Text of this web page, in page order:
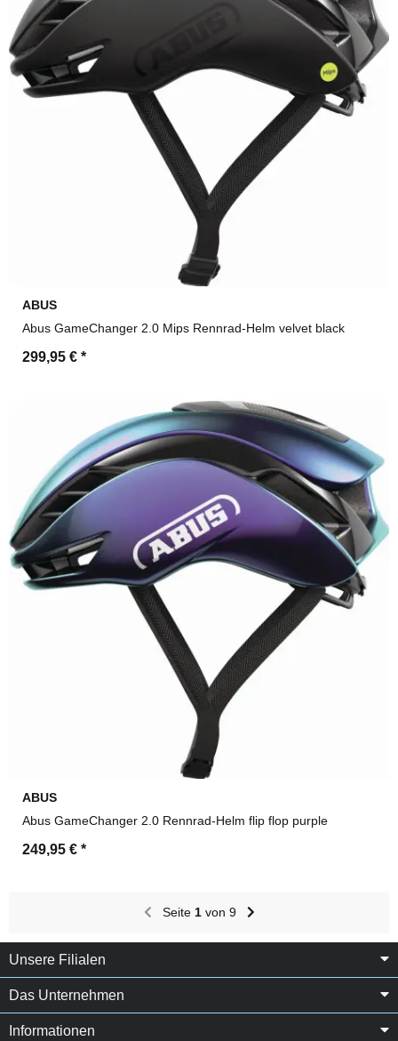
ABUS
Abus GameChanger 2.0 Mips Rennrad-Helm velvet black
299,95 € *
ABUS
Abus GameChanger 2.0 Rennrad-Helm flip flop purple
249,95 € *
Seite 1von 9
Unsere Filialen
Das Unternehmen
Informationen